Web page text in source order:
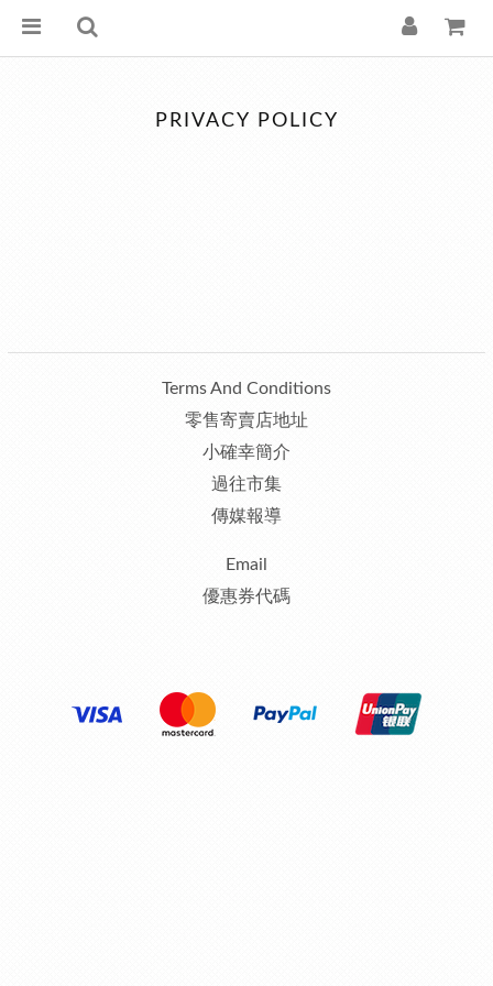
PRIVACY POLICY
Terms And Conditions
零售寄賣店地址
小確幸簡介
過往市集
傳媒報導
Email
優惠券代碼